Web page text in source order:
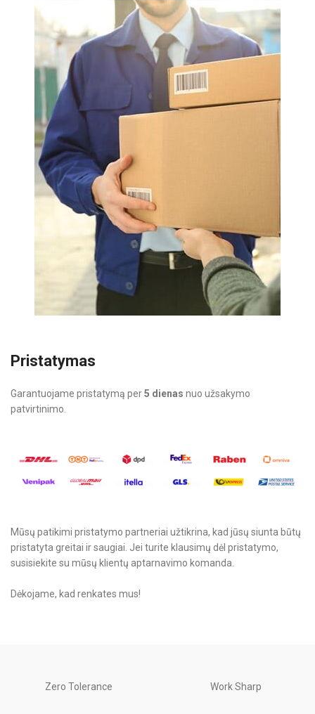
Pristatymas
Garantuojame pristatymą per5 dienas nuo užsakymo
patvirtinimo.
Mūsų patikimi pristatymo partneriai užtikrina, kad jūsų siunta būtų
pristatyta greitai ir saugiai. Jei turite klausimų dėl pristatymo,
susisiekite su mūsų klientų aptarnavimo komanda.
Dėkojame, kad renkates mus!
Zero Tolerance Work Sharp